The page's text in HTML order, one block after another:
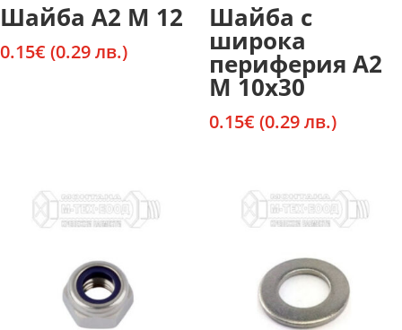
Шайба А2 М 12
0.15€ (0.29 лв.)
Шайба с
широка
периферия А2
М 10х30
0.15€ (0.29 лв.)